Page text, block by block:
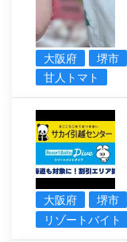
大阪府
堺市
甘人トマト
大阪府 堺市
リゾートバイト